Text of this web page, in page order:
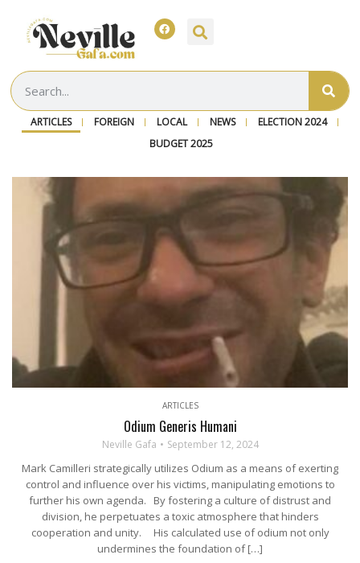
ARTICLES FOREIGN LOCAL NEWS
ELECTION 2024
BUDGET 2025
ARTICLES
Odium Generis Humani
Neville Gafa September 12, 2024
Mark Camilleri strategically utilizes Odium as a means of exerting
control and influence over his victims, manipulating emotions to
further his own agenda. By fostering a culture of distrust and
division, he perpetuates a toxic atmosphere that hinders
cooperation and unity. His calculated use of odium not only
undermines the foundation of […]